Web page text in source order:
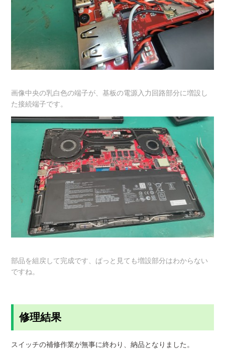
画像中央の乳白色の端子が、基板の電源入力回路部分に増設し
た接続端子です。
部品を組戻して完成です、ぱっと見ても増設部分はわからない
ですね。
修理結果
スイッチの補修作業が無事に終わり、納品となりました。